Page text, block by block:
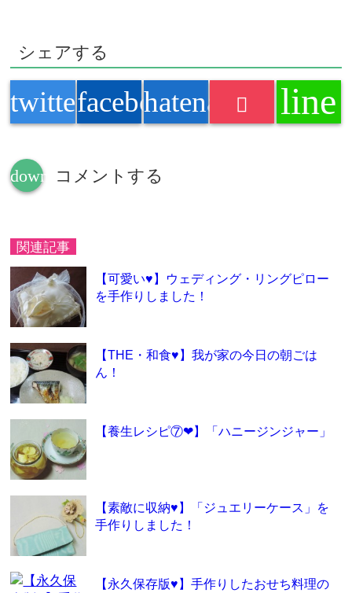
シェアする
twitterfacebookhatenabookmark
line
down コメントする
関連記事
【可愛い♥】ウェディング・リングピロー
を手作りしました！
【THE・和食♥】我が家の今日の朝ごは
ん！
【養生レシピ⑦❤】「ハニージンジャー」
【素敵に収納♥】「ジュエリーケース」を
手作りしました！
【永久保存版♥】手作りしたおせち料理の